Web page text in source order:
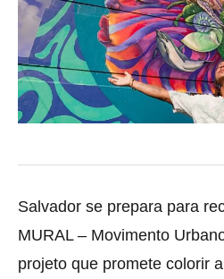
Salvador se prepara para
MURAL – Movimento
projeto que promete colorir